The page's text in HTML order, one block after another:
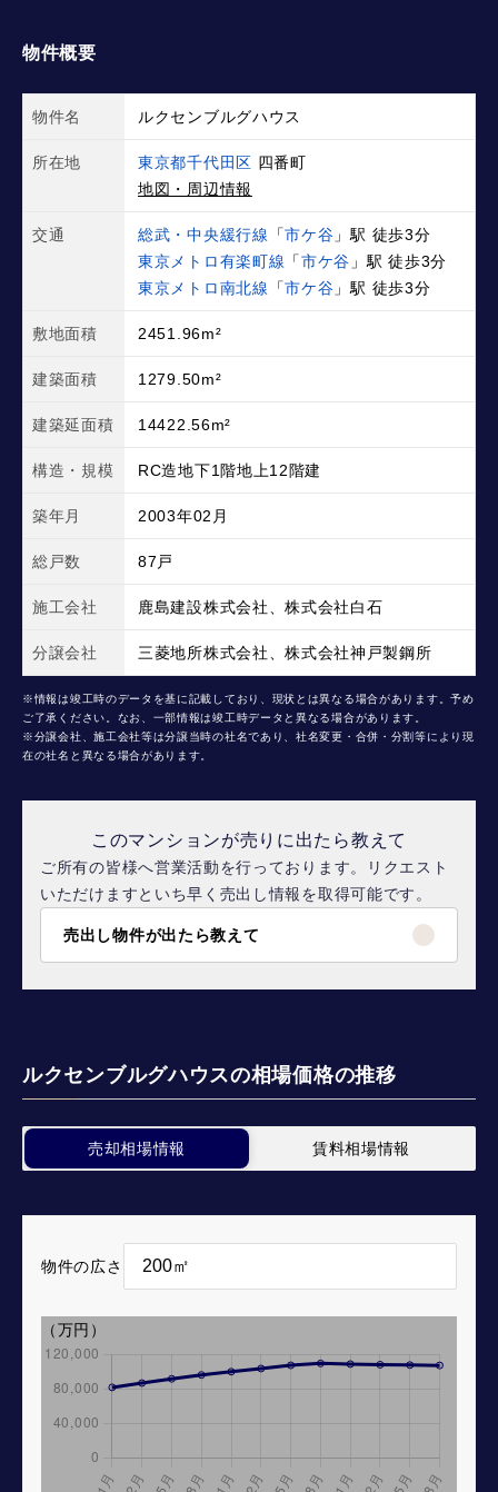
物件概要
物件名 ルクセンブルグハウス
所在地 東京都千代田区 四番町
地図・周辺情報
交通 総武・中央緩行線 「市ケ谷 」駅 徒歩3分
東京メトロ有楽町線 「市ケ谷 」駅 徒歩3分
東京メトロ南北線
「市ケ谷 」駅 徒歩3分
敷地面積 2451.96m²
建築面積 1279.50m²
建築延面積 14422.56m²
構造・規模 RC造地下1階地上12階建
築年月 2003年02月
総戸数 87戸
施工会社 鹿島建設株式会社、株式会社白石
分譲会社 三菱地所株式会社、株式会社神戸製鋼所
※情報は竣工時のデータを基に記載しており、現状とは異なる場合があります。予め
ご了承ください。なお、一部情報は竣工時データと異なる場合があります。
※分譲会社、施工会社等は分譲当時の社名であり、社名変更・合併・分割等により現
在の社名と異なる場合があります。
このマンションが売りに出たら教えて
ご所有の皆様へ営業活動を行っております。リクエスト
いただけますといち早く売出し情報を取得可能です。
売出し物件が出たら教えて
ルクセンブルグハウスの相場価格の推移
売却相場情報 賃料相場情報
物件の広さ
（万円）